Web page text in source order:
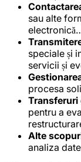
sau alte
speciale și
servicii și
procesa
Transferuri
pentru a
Alte
analiza